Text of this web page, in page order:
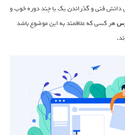
دانش فنی و گذراندن یک یا چند دوره خوب و
هر کسی که علاقمند به این موضوع باشد